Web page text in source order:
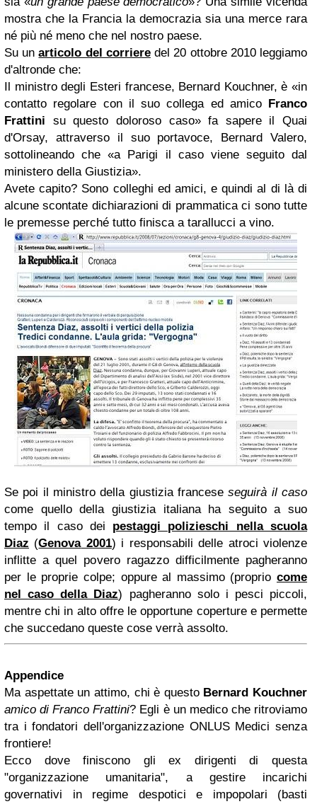
mostra che la Francia la democrazia sia una merce rara
né più né meno che nel nostro paese.
Su unarticolo del corrieredel 20 ottobre 2010 leggiamo
d'altronde che:
Il ministro degli Esteri francese, Bernard Kouchner, è «in
contatto regolare con il suo collega ed amico Franco
Frattini su questo doloroso caso» fa sapere il Quai
d'Orsay, attraverso il suo portavoce, Bernard Valero,
sottolineando che «a Parigi il caso viene seguito dal
ministero della Giustizia».
Avete capito? Sono colleghi ed amici, e quindi al di là di
alcune scontate dichiarazioni di prammatica ci sono tutte
le premesse perché tutto finisca a tarallucci a vino.
Se poi il ministro della giustizia franceseseguirà il caso
come quello della giustizia italiana ha seguito a suo
tempo il caso dei pestaggi polizieschi nella scuola
Diaz (Genova2001) i responsabili delle atroci violenze
inflitte a quel povero ragazzo difficilmente pagheranno
per le proprie colpe; oppure al massimo (proprio come
nel caso della Diaz) pagheranno solo i pesci piccoli,
mentre chi in alto offre le opportune coperture e permette
che succedano queste cose verrà assolto.
Appendice
Ma aspettate un attimo, chi è questo Bernard Kouchner
amico di Franco Frattini? Egli è un medico che ritroviamo
tra i fondatori dell'organizzazione ONLUS Medici senza
frontiere!
Ecco dove finiscono gli ex dirigenti di questa
"organizzazione umanitaria", a gestire incarichi
governativi in regime despotici e impopolari (basti